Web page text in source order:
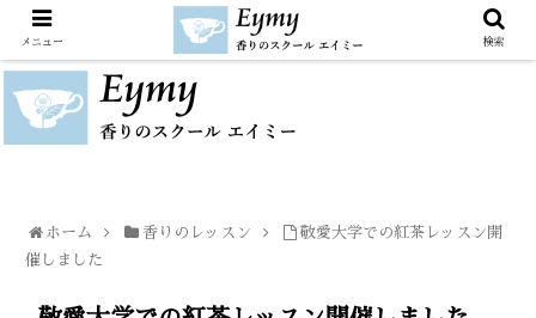
ホーム 香りのレッスン
敬愛大学での紅茶レッスン開
催しました
メニュー 検索